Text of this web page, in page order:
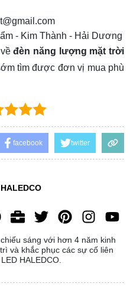
- Kim Thành - Hải Dương
vềđèn năng lượng mặt trời
tìm được đơn vị mua phù
facebook twitter
sáng với hơn 4 năm kinh
và khắc phục các sự cố liên
HALEDCO.